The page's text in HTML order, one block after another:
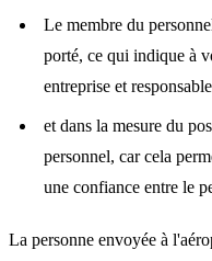
Le membre du
porté, ce qui indique à
entreprise et
et dans la mesure du
personnel, car cela
une confiance entre le
La personne envoyée à